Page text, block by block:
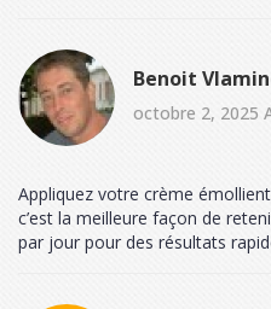
Benoit
octobre 2, 2025
Appliquez votre crème
c’est la meilleure façon de
par jour pour des résultats